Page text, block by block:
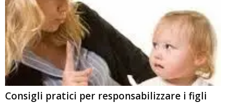
Consigli pratici per responsabilizzare i figli